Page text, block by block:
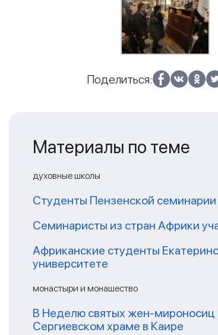
Поделиться:
Материалы по теме
духовные школы
Студенты Пензенской
Семинаристы из стран Африки
Африканские студенты
университете
монастыри и монашество
В Неделю святых жен-мироносиц
Сергиевском храме в Каире